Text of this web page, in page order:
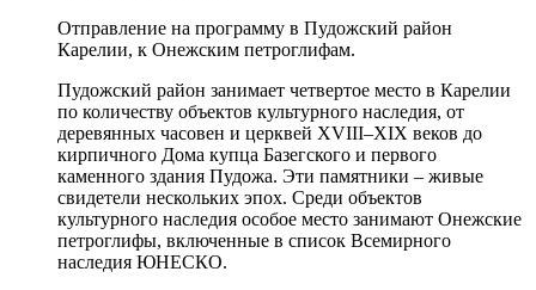
Отправление на программу в Пудожский район
Карелии, к Онежским петроглифам.
Пудожский район занимает четвертое место в Карелии
по количеству объектов культурного наследия, от
деревянных часовен и церквей XVIII–XIX веков до
кирпичного Дома купца Базегского и первого
каменного здания Пудожа. Эти памятники – живые
свидетели нескольких эпох. Среди объектов
культурного наследия особое место занимают Онежские
петроглифы, включенные в список Всемирного
наследия ЮНЕСКО.